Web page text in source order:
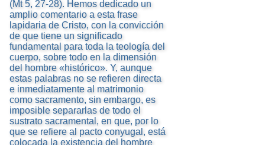
(Mt 5, 27-28). Hemos dedicado un
amplio comentario a esta frase
lapidaria de Cristo, con la convicción
de que tiene un significado
fundamental para toda la teología del
cuerpo, sobre todo en la dimensión
del hombre «histórico». Y, aunque
estas palabras no se refieren directa
e inmediatamente al matrimonio
como sacramento, sin embargo, es
imposible separarlas de todo el
sustrato sacramental, en que, por lo
que se refiere al pacto conyugal, está
colocada la existencia del hombre